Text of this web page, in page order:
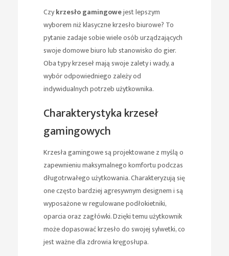
Czykrzesło gamingowejest lepszym
wyborem niż klasyczne krzesło biurowe? To
pytanie zadaje sobie wiele osób urządzających
swoje domowe biuro lub stanowisko do gier.
Oba typy krzeseł mają swoje zalety i wady, a
wybór odpowiedniego zależy od
indywidualnych potrzeb użytkownika.
Charakterystyka krzeseł
gamingowych
Krzesła gamingowe są projektowane z myślą o
zapewnieniu maksymalnego komfortu podczas
długotrwałego użytkowania. Charakteryzują się
one często bardziej agresywnym designem i są
wyposażone w regulowane podłokietniki,
oparcia oraz zagłówki. Dzięki temu użytkownik
może dopasować krzesło do swojej sylwetki, co
jest ważne dla zdrowia kręgosłupa.